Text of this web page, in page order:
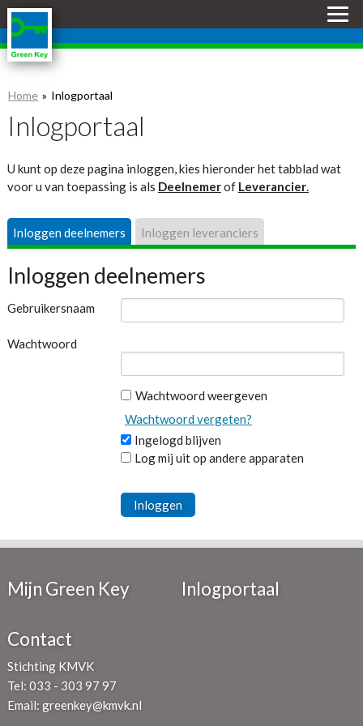
Skip
links
Jump
to
content
to
navigation
Home Inlogportaal
Inlogportaal
U kunt op deze pagina inloggen, kies hieronder het tabblad wat
voor u van toepassing is als Deelnemerof Leverancier.
Inloggen deelnemers Inloggen leveranciers
Inloggen deelnemers
Gebruikersnaam
Wachtwoord
Wachtwoord weergeven
Wachtwoord vergeten?
Ingelogd blijven
Log mij uit op andere apparaten
Inloggen
Mijn Green Key Inlogportaal
Contact
Stichting KMVK
Tel: 033 - 303 97 97
Email: greenkey@kmvk.nl